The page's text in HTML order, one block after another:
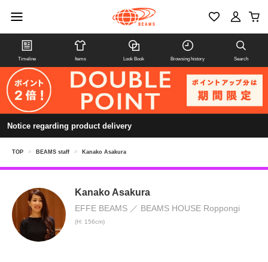
Timeline Items Look Book Browsing history Search
Notice regarding product delivery
TOP > BEAMS staff > Kanako Asakura
Kanako Asakura
EFFE BEAMS BEAMS HOUSE Roppongi
(H: 156cm)